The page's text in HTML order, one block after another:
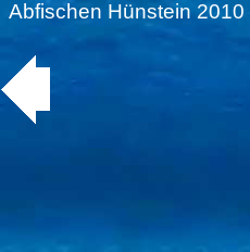
Abfischen Hünstein 2010